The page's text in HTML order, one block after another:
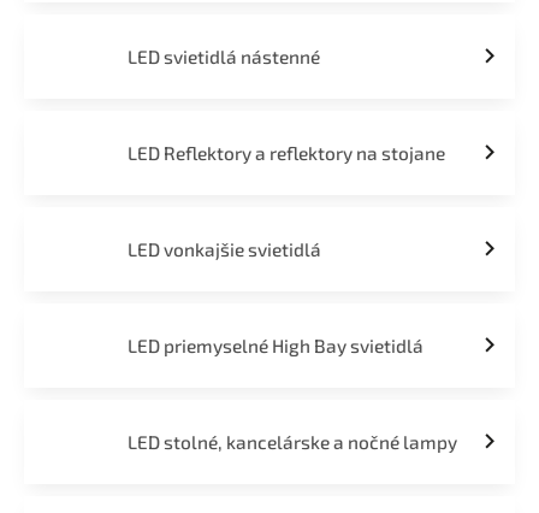
LED svietidlá nástenné
LED Reflektory a reflektory na stojane
LED vonkajšie svietidlá
LED priemyselné High Bay svietidlá
LED stolné, kancelárske a nočné lampy